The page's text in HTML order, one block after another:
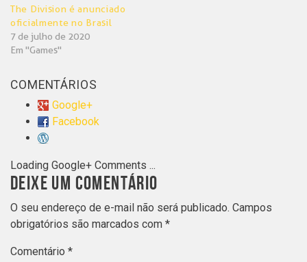
The Division é anunciado
oficialmente no Brasil
7 de julho de 2020
Em "Games"
COMENTÁRIOS
Google+
Facebook
Loading Google+ Comments ...
DEIXE UM COMENTÁRIO
O seu endereço de e-mail não será publicado. Campos
obrigatórios são marcados com *
Comentário *